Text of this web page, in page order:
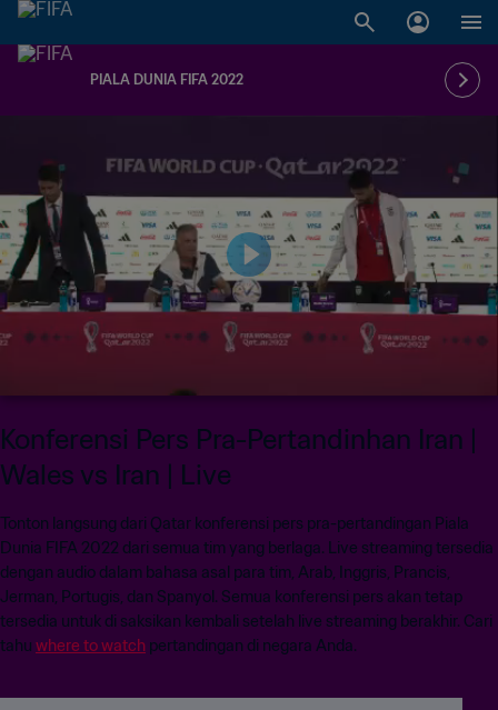
PIALA DUNIA FIFA 2022
Konferensi Pers Pra-Pertandinhan Iran |
Wales vs Iran | Live
Tonton langsung dari Qatar konferensi pers pra-pertandingan Piala
Dunia FIFA 2022 dari semua tim yang berlaga. Live streaming tersedia
dengan audio dalam bahasa asal para tim, Arab, Inggris, Prancis,
Jerman, Portugis, dan Spanyol. Semua konferensi pers akan tetap
tersedia untuk di saksikan kembali setelah live streaming berakhir. Cari
tahu where to watch pertandingan di negara Anda.